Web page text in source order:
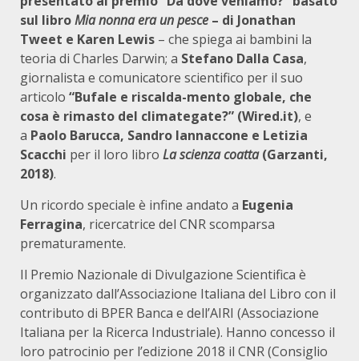
sul libroMia nonna era un pesce – di Jonathan
Tweet e Karen Lewis – che spiega ai bambini la
teoria di Charles Darwin; a Stefano Dalla Casa,
giornalista e comunicatore scientifico per il suo
articolo “Bufale e riscalda-mento globale, che
cosa è rimasto del climategate?” (Wired.it), e
a Paolo Barucca, Sandro Iannaccone e Letizia
Scacchi per il loro libro La scienza coatta(Garzanti,
2018).
Un ricordo speciale è infine andato a Eugenia
Ferragina, ricercatrice del CNR scomparsa
prematuramente.
Il Premio Nazionale di Divulgazione Scientifica è
organizzato dall’Associazione Italiana del Libro con il
contributo di BPER Banca e dell’AIRI (Associazione
Italiana per la Ricerca Industriale). Hanno concesso il
loro patrocinio per l’edizione 2018 il CNR (Consiglio